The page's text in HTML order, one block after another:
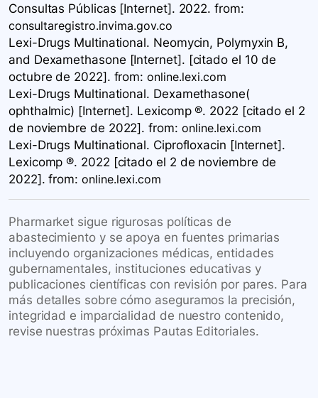
Consultas Públicas [Internet]. 2022. from:
consultaregistro.invima.gov.co
Lexi-Drugs Multinational. Neomycin, Polymyxin B,
and Dexamethasone [Internet]. [citado el 10 de
octubre de 2022]. from:online.lexi.com
Lexi-Drugs Multinational. Dexamethasone(
ophthalmic) [Internet]. Lexicomp ®. 2022 [citado el 2
de noviembre de 2022]. from: online.lexi.com
Lexi-Drugs Multinational. Ciprofloxacin [Internet].
Lexicomp ®. 2022 [citado el 2 de noviembre de
2022]. from: online.lexi.com
Pharmarket sigue rigurosas políticas de
abastecimiento y se apoya en fuentes primarias
incluyendo organizaciones médicas, entidades
gubernamentales, instituciones educativas y
publicaciones científicas con revisión por pares. Para
más detalles sobre cómo aseguramos la precisión,
integridad e imparcialidad de nuestro contenido,
revise nuestras próximas Pautas Editoriales.